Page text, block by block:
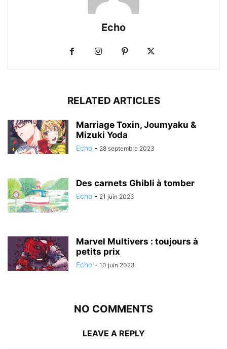
Echo
RELATED ARTICLES
Marriage Toxin, Joumyaku &
Mizuki Yoda
Echo - 28 septembre 2023
Des carnets Ghibli à tomber
Echo - 21 juin 2023
Marvel Multivers : toujours à
petits prix
Echo - 10 juin 2023
NO COMMENTS
LEAVE A REPLY